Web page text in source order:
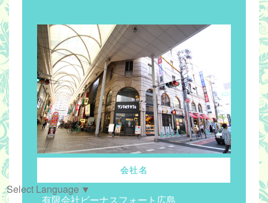
会社名
有限会社ビーナスフォート広島
Select Language ▼